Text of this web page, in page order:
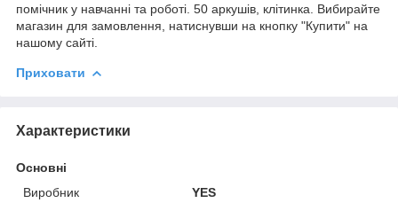
помічник у навчанні та роботі. 50 аркушів, клітинка. Вибирайте
магазин для замовлення, натиснувши на кнопку "Купити" на
нашому сайті.
Приховати
Характеристики
Основні
Виробник
YES